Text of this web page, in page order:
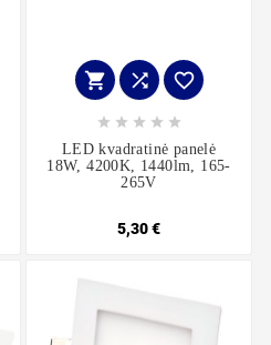
  
    
LED kvadratinė panelė
18W, 4200K, 1440lm, 165-
265V
5,30 €